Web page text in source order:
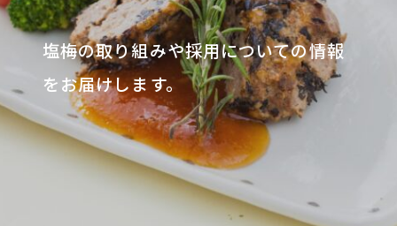
塩梅の取り組みや採用についての情報
をお届けします。